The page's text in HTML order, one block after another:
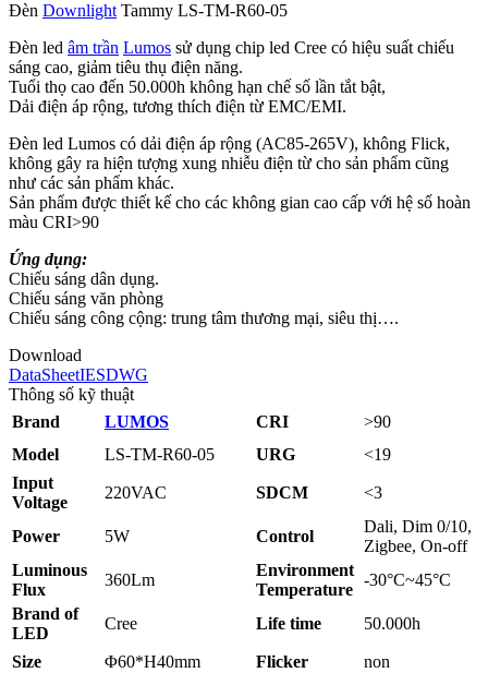
Đèn Downlight Tammy LS‑TM‑R60‑05
Đèn led âm trần Lumos sử dụng chip led Cree có hiệu suất chiếu
sáng cao, giảm tiêu thụ điện năng.
Tuổi thọ cao đến 50.000h không hạn chế số lần tắt bật,
Dải điện áp rộng, tương thích điện từ EMC/EMI.
Đèn led Lumos có dải điện áp rộng (AC85-265V), không Flick,
không gây ra hiện tượng xung nhiễu điện từ cho sản phẩm cũng
như các sản phẩm khác.
Sản phẩm được thiết kế cho các không gian cao cấp với hệ số hoàn
màu CRI>90
Ứng dụng:
Chiếu sáng dân dụng.
Chiếu sáng văn phòng
Chiếu sáng công cộng: trung tâm thương mại, siêu thị….
Download
DataSheetIESDWG
Thông số kỹ thuật
Brand
LUMOS CRI
>90
Model
LS‑TM‑R60‑05 URG
<19
Input
Voltage
220VAC SDCM <3
Power 5W Control
Dali, Dim 0/10,
Zigbee, On-off
Luminous
Flux
360Lm
Environment
Temperature
-30°C~45°C
Brand of
LED
Cree Life time 50.000h
Size Φ60*H40mm Flicker
non